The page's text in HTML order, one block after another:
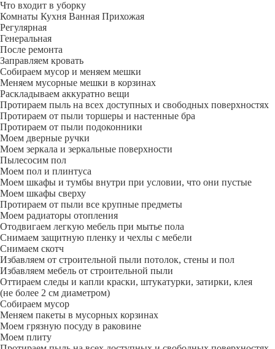
Что входит в уборку
Регу­лярная
Гене­ральная
После ремонта
Заправляем кровать
Собираем мусор и меняем мешки
Меняем мусорные мешки в корзинах
Раскладываем аккуратно вещи
Протираем пыль на всех доступных и свободных поверхностях
Протираем от пыли торшеры и настенные бра
Протираем от пыли подоконники
Моем дверные ручки
Моем зеркала и зеркальные поверхности
Пылесосим пол
Моем пол и плинтуса
Моем шкафы и тумбы внутри при условии, что они пустые
Моем шкафы сверху
Протираем от пыли все крупные предметы
Моем радиаторы отопления
Отодвигаем легкую мебель при мытье пола
Снимаем защитную пленку и чехлы с мебели
Снимаем скотч
Избавляем от строительной пыли потолок, стены и пол
Избавляем мебель от строительной пыли
Оттираем следы и капли краски, штукатурки, затирки, клея
(не более 2 см диаметром)
Собираем мусор
Меняем пакеты в мусорных корзинах
Моем грязную посуду в раковине
Моем плиту